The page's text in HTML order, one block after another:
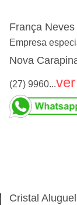
França
Empresa
Nova
(27) 9960...
Cristal